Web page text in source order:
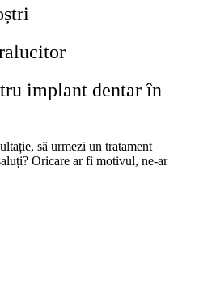
implant dentar în
să urmezi un tratament
Oricare ar fi motivul, ne-ar